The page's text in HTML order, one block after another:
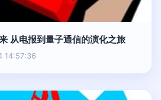
从电报到量子通信的演化之旅
14:57:36